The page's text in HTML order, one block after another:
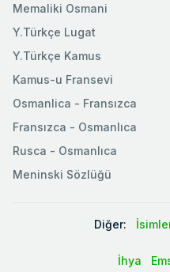
Memaliki Osmani
Y.Türkçe Lugat
Y.Türkçe Kamus
Kamus-u Fransevi
Osmanlica - Fransızca
Fransızca - Osmanlıca
Rusca - Osmanlıca
Meninski Sözlüğü
Diğer:
İhya